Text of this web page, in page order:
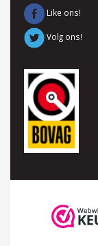
Like ons!
Volg ons!